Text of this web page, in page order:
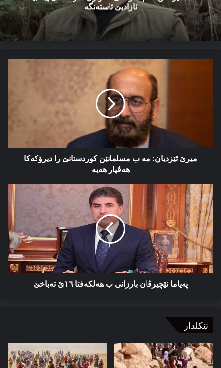
ئازادیێ ئاستەنگە
میرێ
دیرۆکه‌کا
هه‌ڤپار
هه‌یه‌میرێ ئێزدیان: مە ب مسلمانێن کوردستانێ را دیرۆکه‌کا
هه‌ڤپار هه‌یه‌
په‌یاما
نێچیرڤان
بارزانی
ب
هه‌لکه‌فتا
۱٦ێ
ته‌باخێ
په‌یاما نێچیرڤان بارزانی ب هه‌لکه‌فتا ۱٦ێ ته‌باخێ
تێکلدار